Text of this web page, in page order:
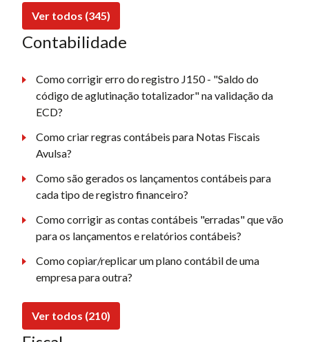
Ver todos (345)
Contabilidade
Como corrigir erro do registro J150 - "Saldo do
código de aglutinação totalizador" na validação da
ECD?
Como criar regras contábeis para Notas Fiscais
Avulsa?
Como são gerados os lançamentos contábeis para
cada tipo de registro financeiro?
Como corrigir as contas contábeis "erradas" que vão
para os lançamentos e relatórios contábeis?
Como copiar/replicar um plano contábil de uma
empresa para outra?
Ver todos (210)